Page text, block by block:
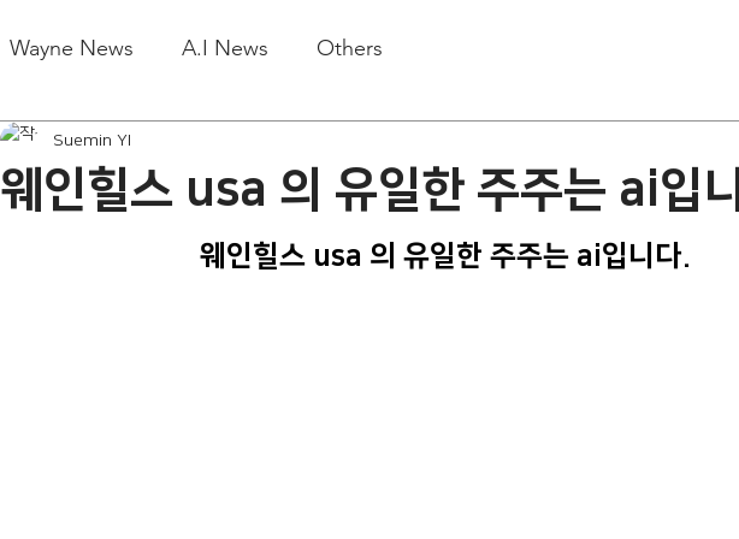
Wayne News A.I News Others
웨인힐스 usa 의 유일한 주주는 ai입
Suemin YI
웨인힐스 usa 의 유일한 주주는 ai입니다.